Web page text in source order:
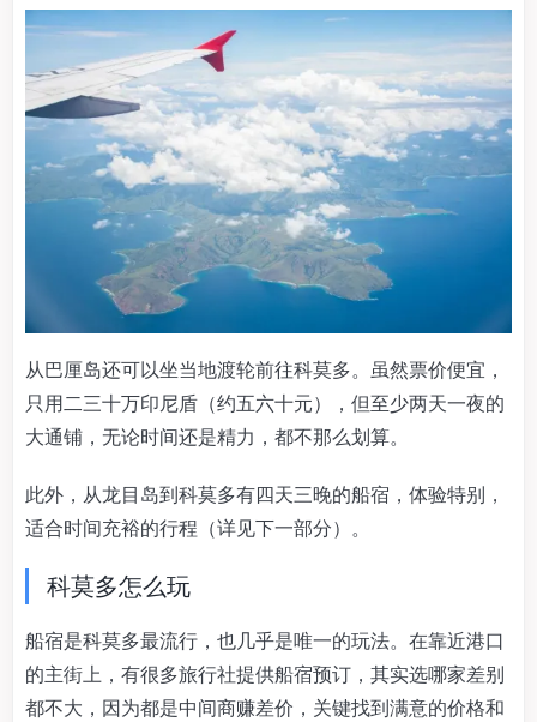
从巴厘岛还可以坐当地渡轮前往科莫多。虽然票价便宜，
只用二三十万印尼盾（约五六十元），但至少两天一夜的
大通铺，无论时间还是精力，都不那么划算。
此外，从龙目岛到科莫多有四天三晚的船宿，体验特别，
适合时间充裕的行程（详见下一部分）。
科莫多怎么玩
船宿是科莫多最流行，也几乎是唯一的玩法。在靠近港口
的主街上，有很多旅行社提供船宿预订，其实选哪家差别
都不大，因为都是中间商赚差价，关键找到满意的价格和